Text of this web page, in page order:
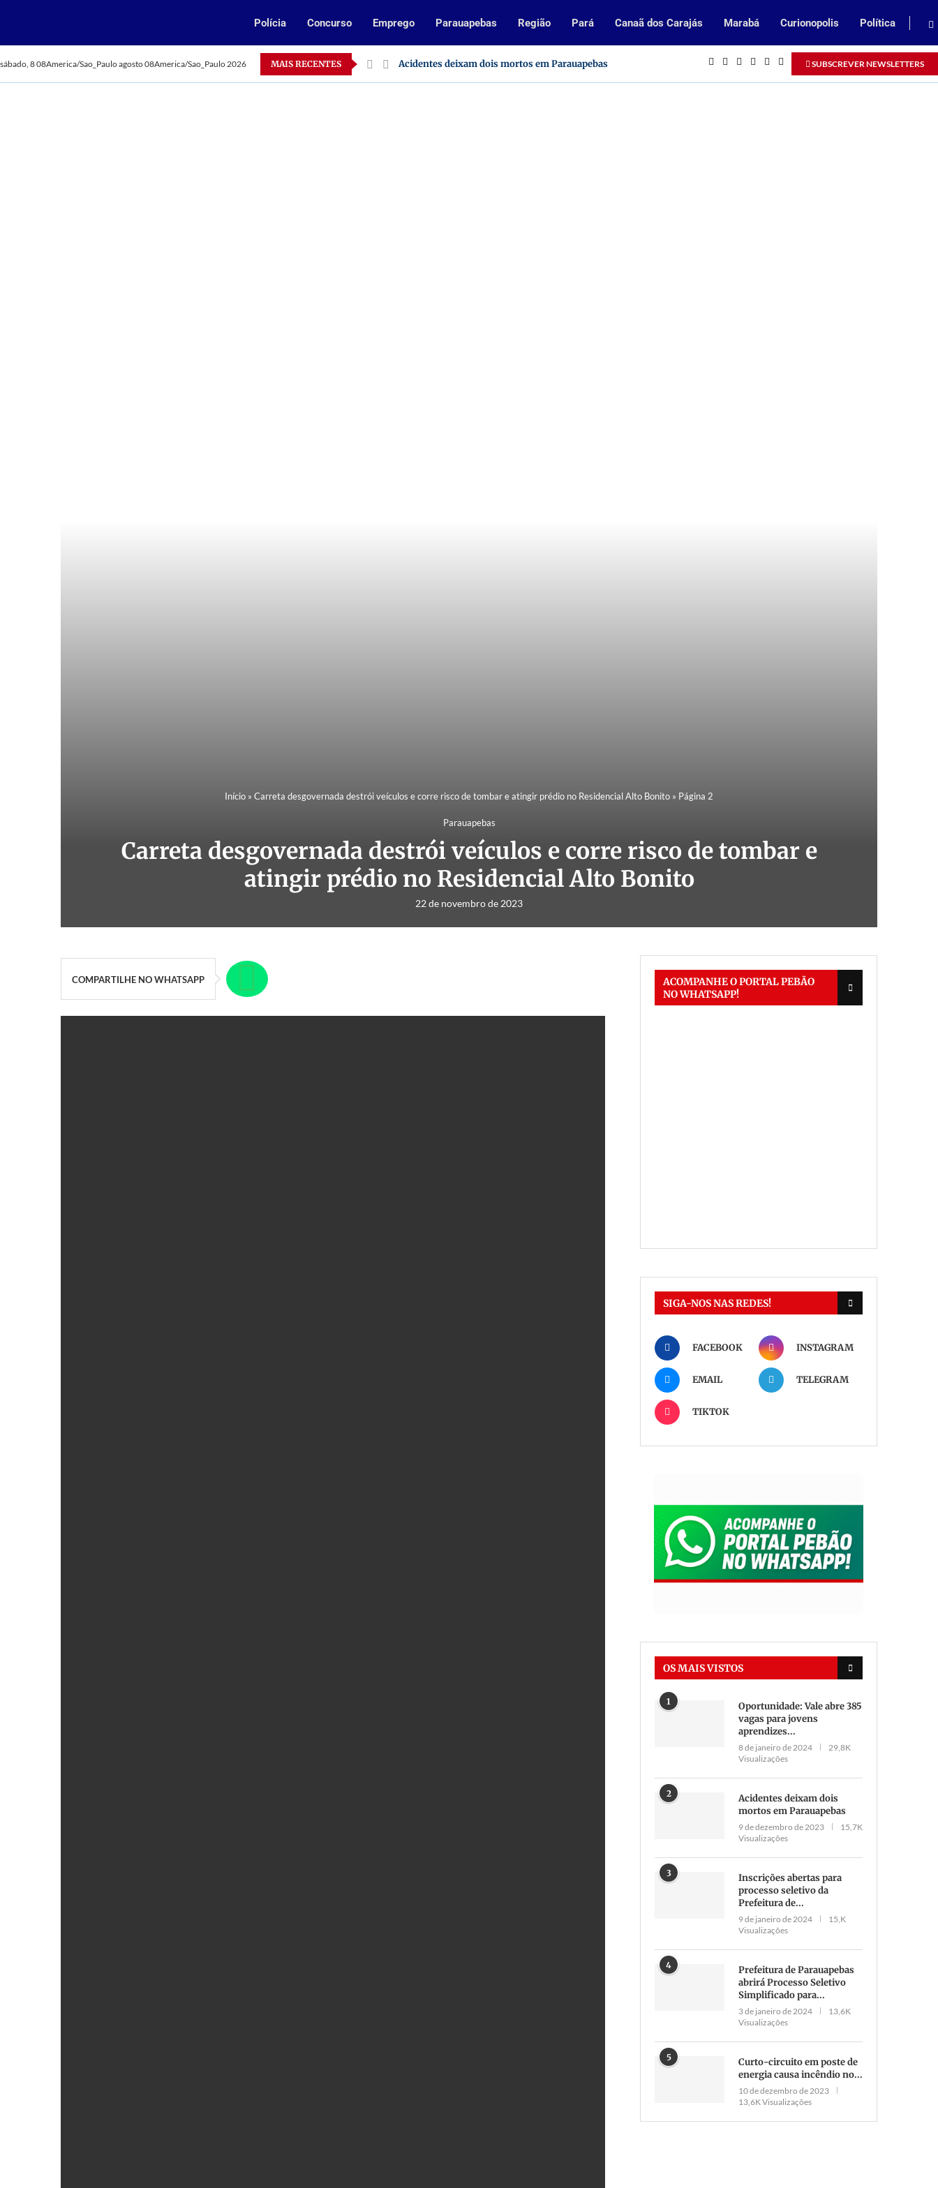
Polícia Concurso Emprego Parauapebas Região Pará Canaã dos Carajás Marabá Curionopolis Política
sábado, 8 08America/Sao_Paulo agosto 08America/Sao_Paulo 2026 MAIS RECENTES
Oportunidade: Vale abre 385 vagas para jovens aprendizes no Pará Acidentes deixam dois mortos em Parauapebas Inscrições abertas para processo
SUBSCREVER NEWSLETTERS
Início » Carreta desgovernada destrói veículos e corre risco de tombar e atingir prédio no Residencial Alto Bonito » Página 2
Parauapebas
Carreta desgovernada destrói veículos e corre risco de tombar e
atingir prédio no Residencial Alto Bonito
22 de novembro de 2023
COMPARTILHE NO WHATSAPP
ACOMPANHE O PORTAL PEBÃO
NO WHATSAPP!
SIGA-NOS NAS REDES!
FACEBOOK INSTAGRAM
EMAIL TELEGRAM
TIKTOK
OS MAIS VISTOS
1
Oportunidade: Vale abre 385
vagas para jovens
aprendizes...
8 de janeiro de 2024
29,8K
Visualizações
2
Acidentes deixam dois
mortos em Parauapebas
9 de dezembro de 2023
15,7K
Visualizações
3
Inscrições abertas para
processo seletivo da
Prefeitura de...
9 de janeiro de 2024
15,K
Visualizações
4
Prefeitura de Parauapebas
abrirá Processo Seletivo
Simplificado para...
3 de janeiro de 2024
13,6K
Visualizações
5
Curto-circuito em poste de
energia causa incêndio no...
10 de dezembro de 2023
13,6K Visualizações